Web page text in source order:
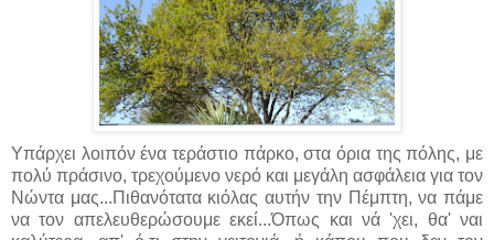
Υπάρχει λοιπόν ένα τεράστιο πάρκο, στα όρια της πόλης, με
πολύ πράσινο, τρεχούμενο νερό και μεγάλη ασφάλεια για τον
Νώντα μας...Πιθανότατα κιόλας αυτήν την Πέμπτη, να πάμε
να τον απελευθερώσουμε εκεί...Όπως και νά 'χει, θα' ναι